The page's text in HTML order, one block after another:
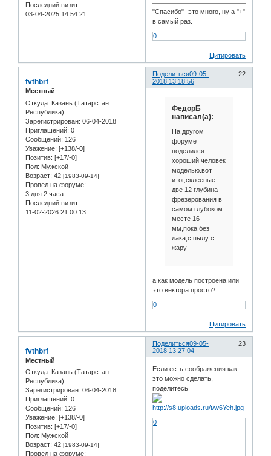
Последний визит:
03-04-2025 14:54:21
"Спасибо"- это много, ну а "+"
в самый раз.
0
Цитировать
Поделиться 22
09-05-
2018 13:18:56
fvthbrf
Местный
Откуда: Казань (Татарстан
Республика)
Зарегистрирован: 06-04-2018
Приглашений: 0
Сообщений: 126
Уважение: [+138/-0]
Позитив: [+17/-0]
Пол: Мужской
Возраст: 42 [1983-09-14]
Провел на форуме:
3 дня 2 часа
Последний визит:
11-02-2026 21:00:13
ФедорБ
написал(а):
На другом
форуме
поделился
хороший человек
моделью.вот
итог,склееные
две 12 глубина
фрезерования в
самом глубоком
месте 16
мм,пока без
лака,с пылу с
жару
а как модель построена или
это вектора просто?
0
Цитировать
Поделиться 23
09-05-
2018 13:27:04
fvthbrf
Местный
Откуда: Казань (Татарстан
Республика)
Зарегистрирован: 06-04-2018
Приглашений: 0
Сообщений: 126
Уважение: [+138/-0]
Позитив: [+17/-0]
Пол: Мужской
Возраст: 42 [1983-09-14]
Провел на форуме:
Если есть соображения как
это можно сделать,
поделитесь
0